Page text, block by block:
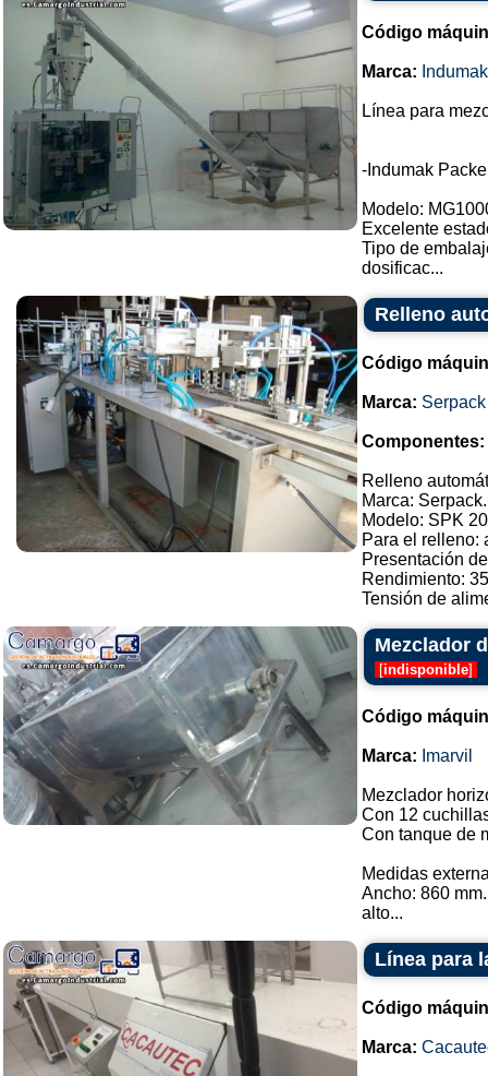
Código
Marca: Indumak
Línea para
-Indumak
Modelo:
Excelente
Tipo de
dosificac...
Relleno
Código
Marca: Serpack
Componentes:
Relleno
Marca: Serpack.
Modelo: SPK
Para el relleno:
Presentación
Rendimiento:
Tensión de
Mezclador
[indisponible]
Código
Marca: Imarvil
Mezclador
Con 12
Con tanque de
Medidas
Ancho: 860 mm.
alto...
Línea para
Código
Marca: